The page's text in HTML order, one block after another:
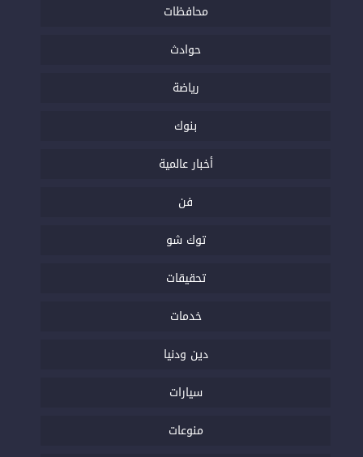
محافظات
حوادث
رياضة
بنوك
أخبار عالمية
فن
توك شو
تحقيقات
خدمات
دين ودنيا
سيارات
منوعات